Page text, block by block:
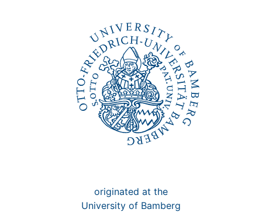
originated at the
University of Bamberg